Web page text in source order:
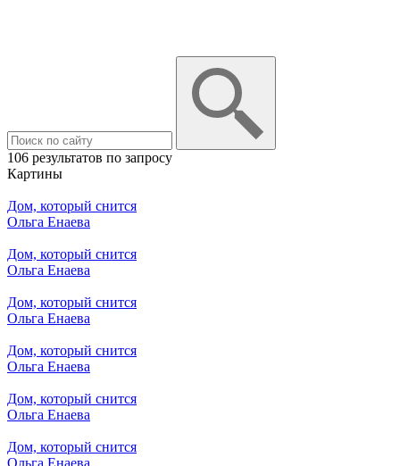
106 результатов по запросу
Картины
Дом, который снится
Ольга Енаева
Дом, который снится
Ольга Енаева
Дом, который снится
Ольга Енаева
Дом, который снится
Ольга Енаева
Дом, который снится
Ольга Енаева
Дом, который снится
Ольга Енаева